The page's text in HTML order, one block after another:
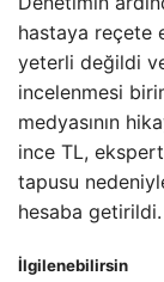
hastaya reçete
yeterli değildi
incelenmesi
medyasının
ince TL,
tapusu
hesaba getirildi.
İlgilenebilirsin